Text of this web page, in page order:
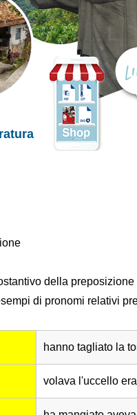
della
di pronomi relativi
hanno tagliato la
volava l'uccello